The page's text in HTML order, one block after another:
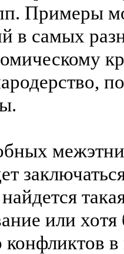
Примеры
в самых
или